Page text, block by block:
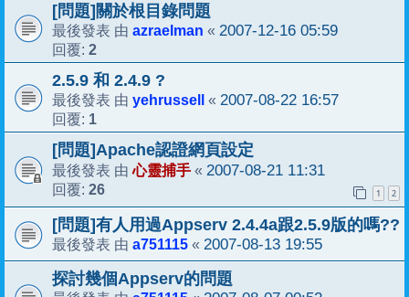
[問題]關於根目錄問題
最後發表 由 azraelman « 2007-12-16 05:59
回覆: 2
2.5.9 和 2.4.9 ?
最後發表 由 yehrussell « 2007-08-22 16:57
回覆: 1
[問題]Apache認證網頁設定
最後發表 由心靈捕手 « 2007-08-21 11:31
回覆: 26 1 2
[問題]有人用過Appserv 2.4.4a跟2.5.9版的嗎??
最後發表 由 a751115 « 2007-08-13 19:55
探討幾個Appserv的問題